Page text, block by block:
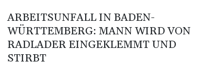
ARBEITSUNFALL IN BADEN-
WÜRTTEMBERG: MANN WIRD VON
RADLADER EINGEKLEMMT UND
STIRBT